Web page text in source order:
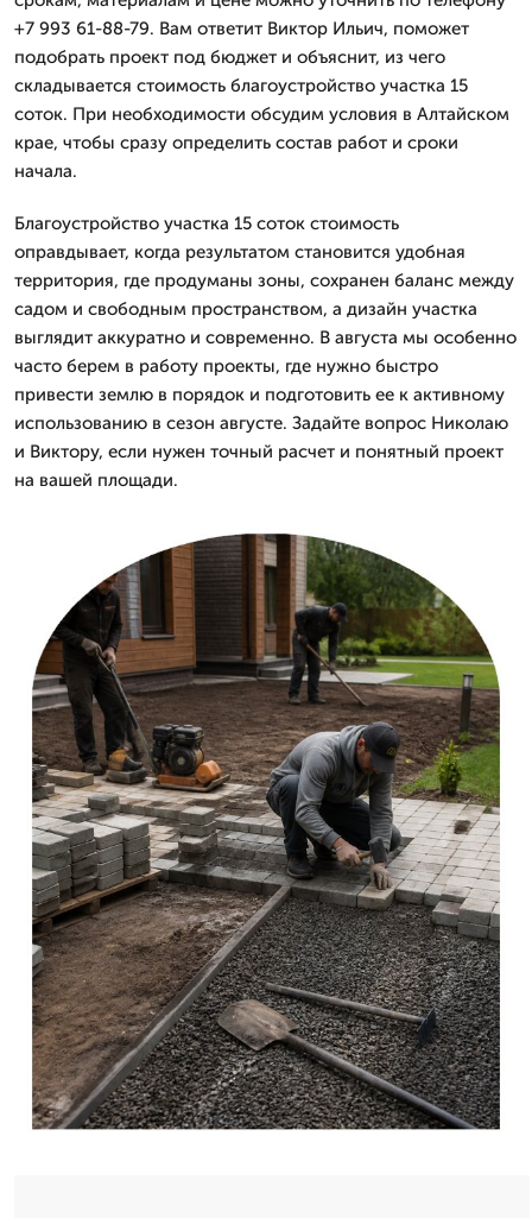
+7 993 61-88-79. Вам ответит Виктор Ильич, поможет
подобрать проект под бюджет и объяснит, из чего
складывается стоимость благоустройство участка 15
соток. При необходимости обсудим условия в Алтайском
крае, чтобы сразу определить состав работ и сроки
начала.
Благоустройство участка 15 соток стоимость
оправдывает, когда результатом становится удобная
территория, где продуманы зоны, сохранен баланс между
садом и свободным пространством, а дизайн участка
выглядит аккуратно и современно. В августа мы особенно
часто берем в работу проекты, где нужно быстро
привести землю в порядок и подготовить ее к активному
использованию в сезон августе. Задайте вопрос Николаю
и Виктору, если нужен точный расчет и понятный проект
на вашей площади.